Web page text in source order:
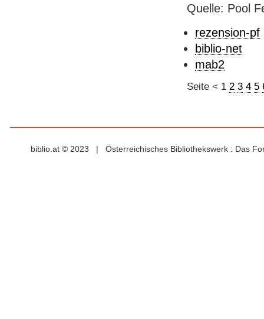
Quelle: Pool
rezension-pf
biblio-net
mab2
Seite < 1 2 3 4 5
biblio.at © 2023 | Österreichisches Bibliothekswerk : Das